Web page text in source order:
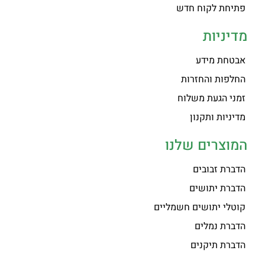
פתיחת לקוח חדש
מדיניות
אבטחת מידע
החלפות והחזרות
זמני הגעת משלוח
מדיניות ותקנון
המוצרים שלנו
הדברת זבובים
הדברת יתושים
קוטלי יתושים חשמליים
הדברת נמלים
הדברת תיקנים